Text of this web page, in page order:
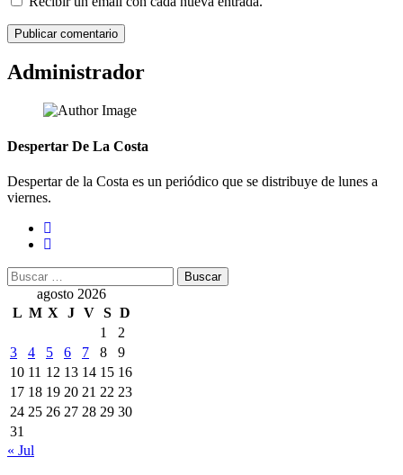
Administrador
Despertar De La Costa
Despertar de la Costa es un periódico que se distribuye de lunes a
viernes.
Buscar:
agosto 2026
L M X J V S D
1
2
3
4 5 6 7 8
9
10 11 12 13 14 15 16
17 18 19 20 21 22 23
24 25 26 27 28 29 30
31
« Jul